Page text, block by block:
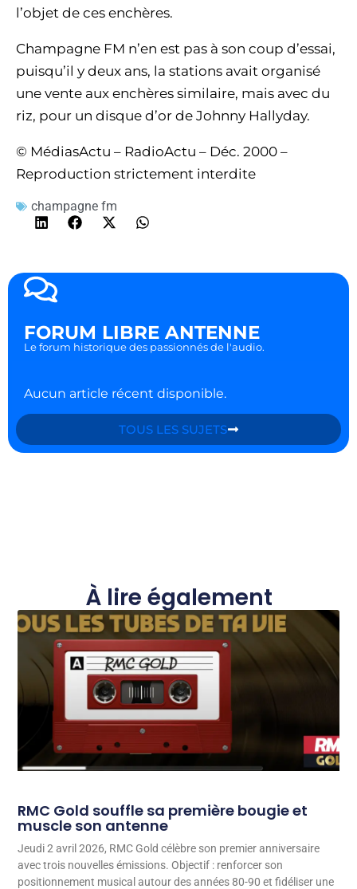
l’objet de ces enchères.
Champagne FM n’en est pas à son coup d’essai,
puisqu’il y deux ans, la stations avait organisé
une vente aux enchères similaire, mais avec du
riz, pour un disque d’or de Johnny Hallyday.
© MédiasActu – RadioActu – Déc. 2000 –
Reproduction strictement interdite
champagne fm
FORUM LIBRE ANTENNE
Le forum historique des passionnés de l'audio.
Aucun article récent disponible.
TOUS LES SUJETS
À lire également
RMC Gold souffle sa première bougie et
muscle son antenne
Jeudi 2 avril 2026, RMC Gold célèbre son premier anniversaire
avec trois nouvelles émissions. Objectif : renforcer son
positionnement musical autour des années 80-90 et fidéliser une